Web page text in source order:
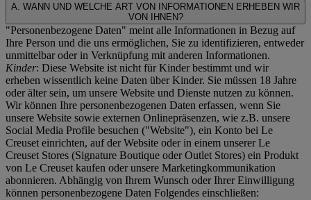
A. WANN UND WELCHE ART VON INFORMATIONEN ERHEBEN WIR
VON IHNEN?
"Personenbezogene Daten" meint alle Informationen in Bezug auf
Ihre Person und die uns ermöglichen, Sie zu identifizieren, entweder
unmittelbar oder in Verknüpfung mit anderen Informationen.
Kinder: Diese Website ist nicht für Kinder bestimmt und wir
erheben wissentlich keine Daten über Kinder. Sie müssen 18 Jahre
oder älter sein, um unsere Website und Dienste nutzen zu können.
Wir können Ihre personenbezogenen Daten erfassen, wenn Sie
unsere Website sowie externen Onlinepräsenzen, wie z.B. unsere
Social Media Profile besuchen ("Website"), ein Konto bei Le
Creuset einrichten, auf der Website oder in einem unserer Le
Creuset Stores (Signature Boutique oder Outlet Stores) ein Produkt
von Le Creuset kaufen oder unsere Marketingkommunikation
abonnieren. Abhängig von Ihrem Wunsch oder Ihrer Einwilligung
können personenbezogene Daten Folgendes einschließen: